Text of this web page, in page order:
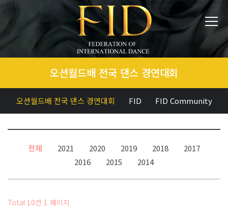
오션월드배 전국 댄스 경연대회
오션월드배 전국 댄스 경연대회 FID FID Community
전체 2021 2020 2019 2018
2017
2016
2015 2014
Total 10건 1 페이지